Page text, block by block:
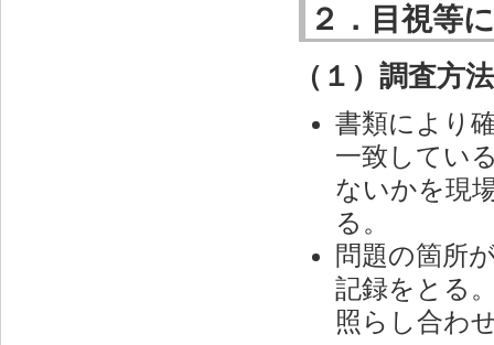
２．目視等
（１）調査方法
書類により
一致してい
ないかを現
る。
問題の箇所
記録をとる
照らし合わ